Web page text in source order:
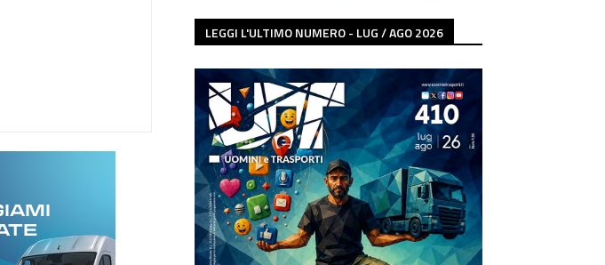
LEGGI L'ULTIMO NUMERO - LUG / AGO 2026